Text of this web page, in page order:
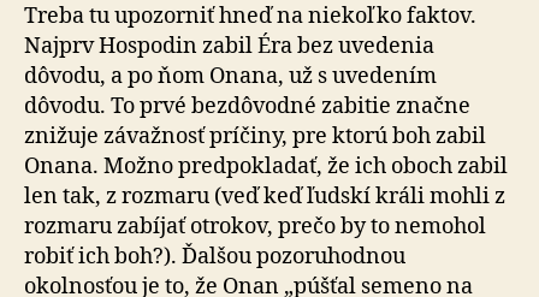
Treba tu upozorniť hneď na niekoľko faktov.
Najprv Hospodin zabil Éra bez uvedenia
dôvodu, a po ňom Onana, už s uvedením
dôvodu. To prvé bezdôvodné zabitie značne
znižuje závažnosť príčiny, pre ktorú boh zabil
Onana. Možno predpokladať, že ich oboch zabil
len tak, z rozmaru (veď keď ľudskí králi mohli z
rozmaru zabíjať otrokov, prečo by to nemohol
robiť ich boh?). Ďalšou pozoruhodnou
okolnosťou je to, že Onan „púšťal semeno na